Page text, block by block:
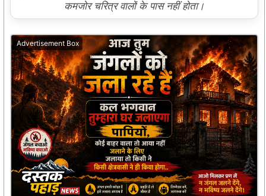
कमजोर चरित्र वालों के पास नहीं होता।
Advertisement Box